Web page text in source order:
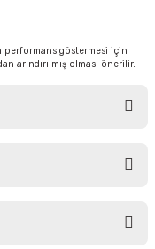
performans göstermesi için
arındırılmış olması önerilir.